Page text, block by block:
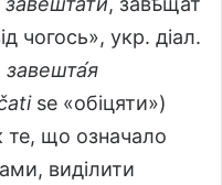
чогось», укр. діал.
завешта́я
se «обіцяти»)
те, що означало
виділити